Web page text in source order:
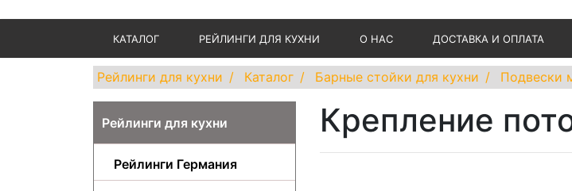
КАТАЛОГ РЕЙЛИНГИ ДЛЯ КУХНИ О НАС ДОСТАВКА И ОПЛАТА
Рейлинги для кухни Каталог Барные стойки для кухни Подвески
Рейлинги для кухни
Рейлинги Германия
Крепление